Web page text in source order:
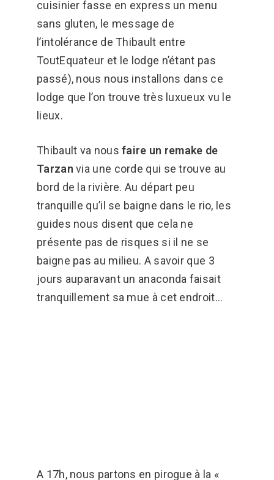
cuisinier fasse en express un menu
sans gluten, le message de
l’intolérance de Thibault entre
ToutEquateur et le lodge n’étant pas
passé), nous nous installons dans ce
lodge que l’on trouve très luxueux vu le
lieux.
Thibault va nous faire un remake de
Tarzan via une corde qui se trouve au
bord de la rivière. Au départ peu
tranquille qu’il se baigne dans le rio, les
guides nous disent que cela ne
présente pas de risques si il ne se
baigne pas au milieu. A savoir que 3
jours auparavant un anaconda faisait
tranquillement sa mue à cet endroit…
A 17h, nous partons en pirogue à la «